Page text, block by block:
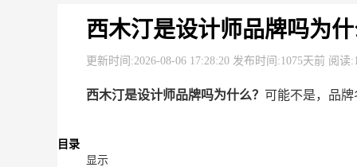
西木汀是设计师品牌吗为
更新时间:2026-08-06 17:28:20 发布时间:1075天前 阅读
西木汀是设计师品牌吗为什么？ 可能不是，品
目录
显示